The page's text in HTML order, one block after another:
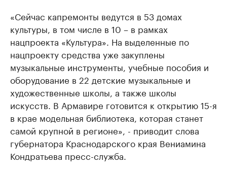
«Сейчас капремонты ведутся в 53 домах
культуры, в том числе в 10 – в рамках
нацпроекта «Культура». На выделенные по
нацпроекту средства уже закуплены
музыкальные инструменты, учебные пособия и
оборудование в 22 детские музыкальные и
художественные школы, а также школы
искусств. В Армавире готовится к открытию 15-я
в крае модельная библиотека, которая станет
самой крупной в регионе», - приводит слова
губернатора Краснодарского края Вениамина
Кондратьева пресс-служба.